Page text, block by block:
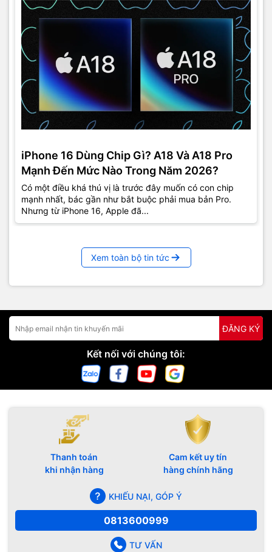
iPhone 16 Dùng Chip Gì? A18 Và A18 Pro
Mạnh Đến Mức Nào Trong Năm 2026?
Có một điều khá thú vị là trước đây muốn có con chip
mạnh nhất, bác gần như bắt buộc phải mua bản Pro.
Nhưng từ iPhone 16, Apple đã...
Xem toàn bộ tin tức
ĐĂNG KÝ
Kết nối với chúng tôi:
Thanh toán
khi nhận hàng
Cam kết uy tín
hàng chính hãng
KHIẾU NẠI, GÓP Ý
0813600999
TƯ VẤN